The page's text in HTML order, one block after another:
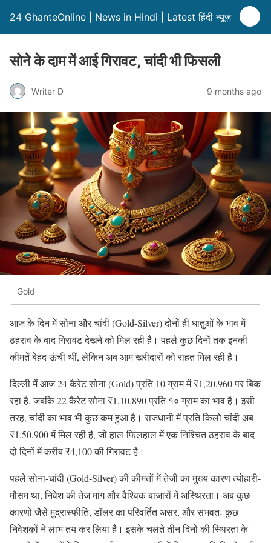
24 GhanteOnline | News in Hindi | Latest हिंदी न्यूज़
सोने के दाम में आई गिरावट, चांदी भी फिसली
Writer D 9 months ago
Gold
आज के दिन में सोना और चांदी (Gold-Silver) दोनों ही धातुओं के भाव में
ठहराव के बाद गिरावट देखने को मिल रही है। पहले कुछ दिनों तक इनकी
कीमतें बेहद ऊंची थीं, लेकिन अब आम खरीदारों को राहत मिल रही है।
दिल्ली में आज 24 कैरेट सोना (Gold) प्रति 10 ग्राम में ₹1,20,960 पर बिक
रहा है, जबकि 22 कैरेट सोना ₹1,10,890 प्रति १० ग्राम का भाव है। इसी
तरह, चांदी का भाव भी कुछ कम हुआ है। राजधानी में प्रति किलो चांदी अब
₹1,50,900 में मिल रही है, जो हाल-फिलहाल में एक निश्चित ठहराव के बाद
दो दिनों में करीब ₹4,100 की गिरावट है।
पहले सोना-चांदी (Gold-Silver) की कीमतों में तेजी का मुख्य कारण त्योहारी-
मौसम था, निवेश की तेज मांग और वैश्विक बाजारों में अस्थिरता। अब कुछ
कारणों जैसे मुद्रास्फीति, डॉलर का परिवर्तित असर, और संभवतः कुछ
निवेशकों ने लाभ तय कर लिया है। इसके चलते तीन दिनों की स्थिरता के